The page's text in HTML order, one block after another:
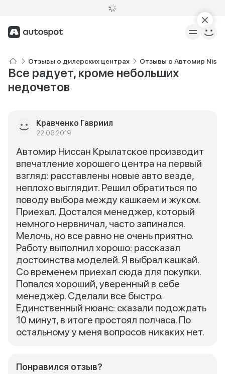
Отзывы о дилерских центрах Отзывы о Автомир
Все радует, кроме небольших
недочетов
Кравченко Гавриил
22.06.2019
Автомир Ниссан Крылатское производит
впечатление хорошего центра на первый
взгляд: расставлены новые авто везде,
неплохо выглядит. Решил обратиться по
поводу выбора между кашкаем и жуком.
Приехал. Достался менеджер, который
немного нервничал, часто запинался.
Мелочь, но все равно не очень приятно.
Работу выполнил хорошо: рассказал
достоинства моделей. Я выбрал кашкай.
Со временем приехал сюда для покупки.
Попался хороший, уверенный в себе
менеджер. Сделали все быстро.
Единственный нюанс: сказали подождать
10 минут, в итоге простоял полчаса. По
остальному у меня вопросов никаких нет.
Понравился отзыв?